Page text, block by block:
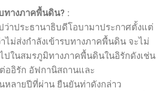
ทางภาคพื้นดิน? :
ระธานาธิบดีโอบามาประกาศตั้งแต่
ม่ส่งกำลังเข้ารบทางภาคพื้นดิน จะไม่
ปในสมรภูมิทางภาคพื้นดินในอิรักดังเช่น
ออิรัก อัฟกานิสถานและ
นหลายปีที่ผ่าน ยืนยันท่าดังกล่าว